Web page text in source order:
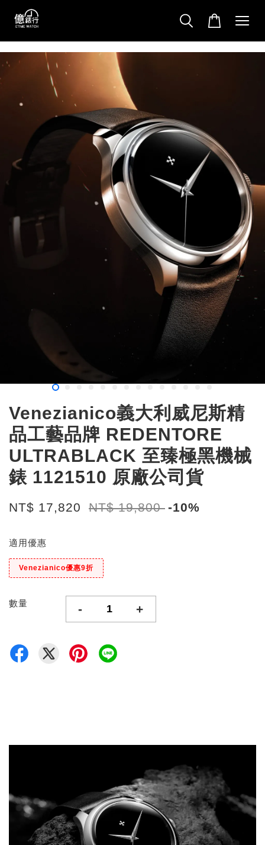
Venezianico義大利威尼斯精
品工藝品牌 REDENTORE
ULTRABLACK 至臻極黑機械
錶 1121510 原廠公司貨
NT$ 17,820 NT$ 19,800 -10%
適用優惠
Venezianico優惠9折
數量 - +